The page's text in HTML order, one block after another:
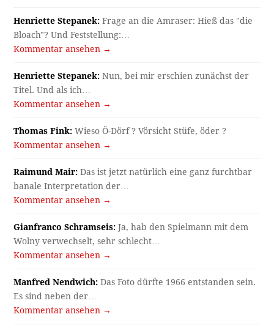
Henriette Stepanek: Frage an die Amraser: Hieß das "die
Bloach"? Und Feststellung:…
Kommentar ansehen →
Henriette Stepanek: Nun, bei mir erschien zunächst der
Titel. Und als ich…
Kommentar ansehen →
Thomas Fink: Wieso Ö-Dörf ? Vörsicht Stüfe, öder ?
Kommentar ansehen →
Raimund Mair: Das ist jetzt natürlich eine ganz furchtbar
banale Interpretation der…
Kommentar ansehen →
Gianfranco Schramseis: Ja, hab den Spielmann mit dem
Wolny verwechselt, sehr schlecht…
Kommentar ansehen →
Manfred Nendwich: Das Foto dürfte 1966 entstanden sein.
Es sind neben der…
Kommentar ansehen →